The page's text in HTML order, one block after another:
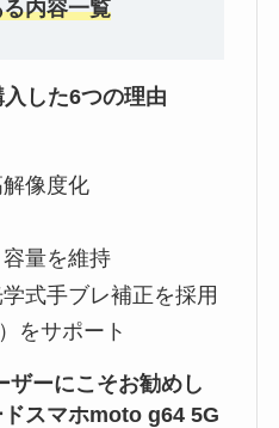
内容一覧
した6つの理由
像度化
量を維持
式手ブレ補正を採用
をサポート
ーにこそお勧めし
スマホmoto g64 5G